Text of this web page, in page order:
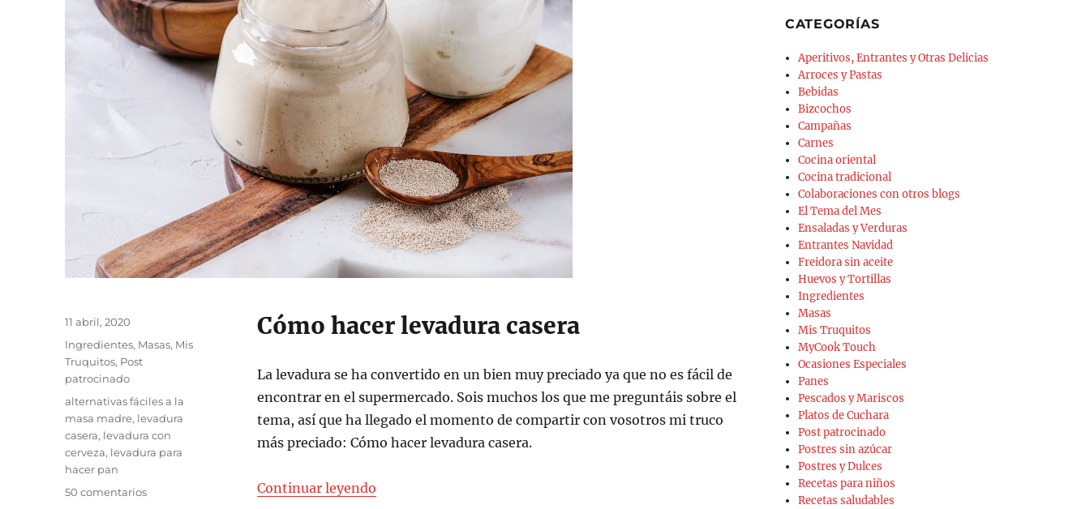
Cómo hacer levadura casera
La levadura se ha convertido en un bien muy preciado ya que no es fácil de
encontrar en el supermercado. Sois muchos los que me preguntáis sobre el
tema, así que ha llegado el momento de compartir con vosotros mi truco
más preciado: Cómo hacer levadura casera.
Continuar leyendo«Cómo hacer levadura casera»
Publicado
11 abril, 2020
Categorías
Ingredientes, Masas, Mis
Truquitos, Post
patrocinado
Etiquetas
alternativas fáciles a la
masa madre, levadura
casera, levadura con
cerveza, levadura para
hacer pan
50 comentariosen
CATEGORÍAS
Aperitivos, Entrantes y Otras Delicias
Arroces y Pastas
Bebidas
Bizcochos
Campañas
Carnes
Cocina oriental
Cocina tradicional
Colaboraciones con otros blogs
El Tema del Mes
Ensaladas y Verduras
Entrantes Navidad
Freidora sin aceite
Huevos y Tortillas
Ingredientes
Masas
Mis Truquitos
MyCook Touch
Ocasiones Especiales
Panes
Pescados y Mariscos
Platos de Cuchara
Post patrocinado
Postres sin azúcar
Postres y Dulces
Recetas para niños
Recetas saludables